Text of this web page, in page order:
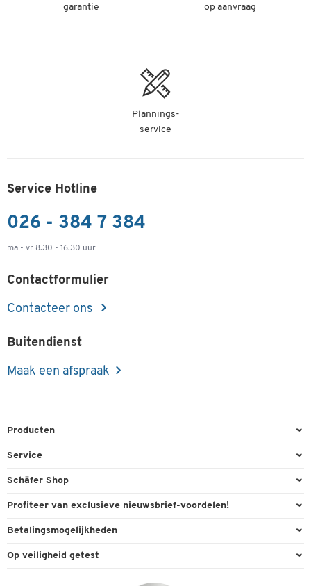
garantie
op aanvraag
Plannings-
service
Service Hotline
026 - 384 7 384
ma - vr 8.30 - 16.30 uur
Contactformulier
Contacteer ons
Buitendienst
Maak een afspraak
Producten
Kantoorbenodigdheden
Milieutechniek
Reiniging & hygiëne
Service
Bestelling herroepen
Inkt & Toner
Schäfer Shop
Algemene voorwaarden
Online catalogi
Profiteer van exclusieve nieuwsbrief-voordelen!
Welkomstgeschenk
Betalingsmogelijkheden
Paypal
Op veiligheid getest